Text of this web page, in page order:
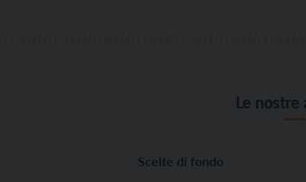
Le
Scelte di fondo